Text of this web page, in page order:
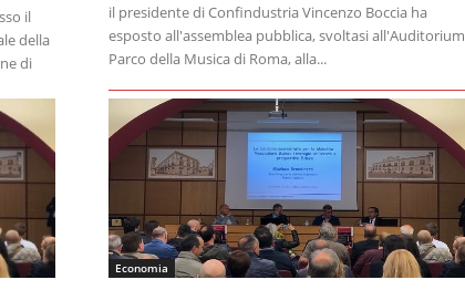
il
della
di
il presidente di Confindustria Vincenzo Boccia ha
esposto all'assemblea pubblica, svoltasi all'Auditorium
Parco della Musica di Roma, alla...
Economia